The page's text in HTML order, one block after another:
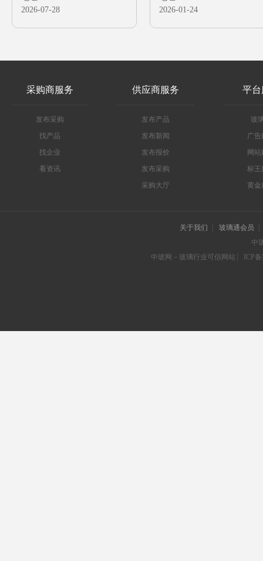
2026-07-28
观石笼装饰玻璃碎石
2026-01-24
采购商服务
发布采购
找产品
找企业
看资讯
供应商服务
发布产品
发布新闻
发布报价
发布采购
采购大厅
平
玻
广告
网
标王
黄金
关于我们
玻璃通会员
中
中玻网－玻璃行业可信网站
ICP